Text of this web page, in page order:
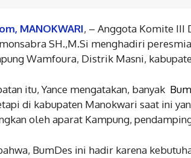
MANOKWARI, – Anggota Komite III
SH.,M.Si menghadiri
Wamfoura, Distrik Masni,
itu, Yance mengatakan, banyak
di kabupaten Manokwari saat ini
oleh aparat Kampung,
BumDes ini hadir karena